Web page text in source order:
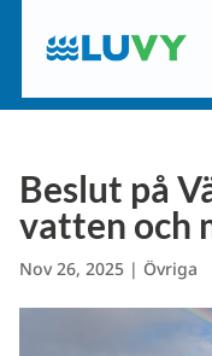
Beslut på
vatten och
Nov 26, 2025| Övriga